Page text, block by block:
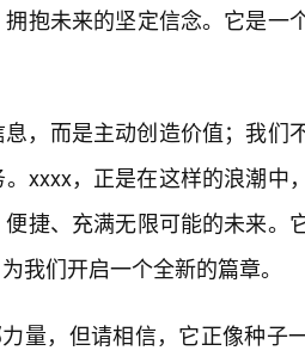
抱未来的坚定信念。它是一
，而是主动创造价值；我们
xxxx，正是在这样的浪潮中
捷、充满无限可能的未来。
我们开启一个全新的篇章。
量，但请相信，它正像种子